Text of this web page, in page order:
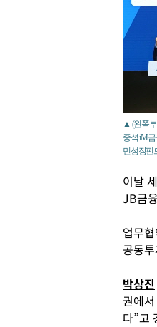
▲ (왼쪽
중석 iM
민성장펀
이날
JB금
업무
공동
박상진
권에
다”고